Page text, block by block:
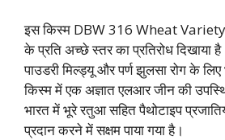
इस किस्म DBW 316 Wheat Variety
के प्रति अच्छे स्तर का प्रतिरोध दिखाया
पाउडरी मिल्ड्यू और पर्ण झुलसा रोग के लिए
किस्म में एक अज्ञात एलआर जीन की
भारत में भूरे रतुआ सहित पैथोटाइप
प्रदान करने में सक्षम पाया गया है।